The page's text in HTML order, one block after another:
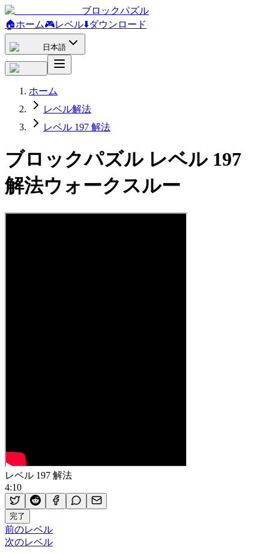
ブロックパズル
🏠ホーム🎮レベル⬇️ダウンロード
日本語
ホーム
レベル解法
レベル 197 解法
ブロックパズル レベル 197
解法ウォークスルー
レベル 197 解法
4:10
完了
前のレベル
次のレベル